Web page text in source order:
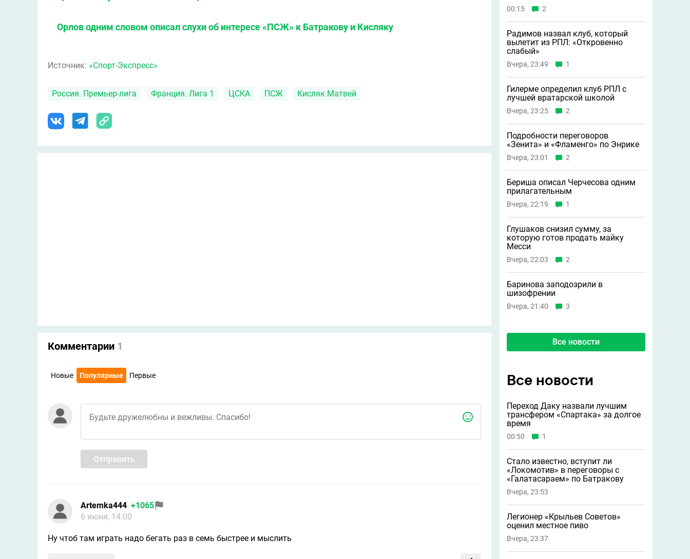
Орлов одним словом описал слухи об интересе «ПСЖ» к Батракову и Кисляку
Источник: «Спорт-Экспресс»
Россия. Премьер-лига Франция. Лига 1 ЦСКА ПСЖ Кисляк Матвей
Комментарии 1
Новые Популярные Первые
Отправить
Artemka444 +1065
6 июня, 14:00
Ну чтоб там играть надо бегать раз в семь быстрее и мыслить
00:15 2
Радимов назвал клуб, который
вылетит из РПЛ: «Откровенно
слабый»
Вчера, 23:49 1
Гилерме определил клуб РПЛ с
лучшей вратарской школой
Вчера, 23:25 2
Подробности переговоров
«Зенита» и «Фламенго» по Энрике
Вчера, 23:01 2
Бериша описал Черчесова одним
прилагательным
Вчера, 22:19 1
Глушаков снизил сумму, за
которую готов продать майку
Месси
Вчера, 22:03 2
Баринова заподозрили в
шизофрении
Вчера, 21:40 3
Все новости
Все новости
Переход Даку назвали лучшим
трансфером «Спартака» за долгое
время
00:50 1
Стало известно, вступит ли
«Локомотив» в переговоры с
«Галатасараем» по Батракову
Вчера, 23:53
Легионер «Крыльев Советов»
оценил местное пиво
Вчера, 23:37